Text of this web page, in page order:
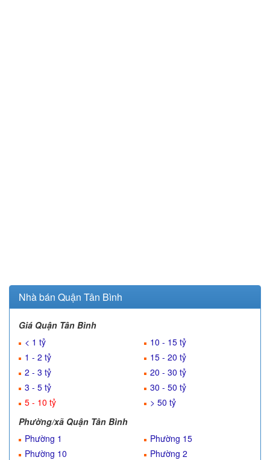
Nhà bán Quận Tân Bình
Giá Quận Tân Bình
< 1 tỷ
1 - 2 tỷ
2 - 3 tỷ
3 - 5 tỷ
5 - 10 tỷ
10 - 15 tỷ
15 - 20 tỷ
20 - 30 tỷ
30 - 50 tỷ
> 50 tỷ
Phường/xã Quận Tân Bình
Phường 1
Phường 10
Phường 15
Phường 2